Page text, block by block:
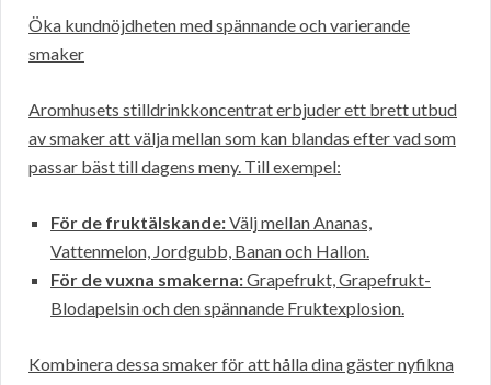
Öka kundnöjdheten med spännande och varierande
smaker
Aromhusets stilldrinkkoncentrat erbjuder ett brett utbud
av smaker att välja mellan som kan blandas efter vad som
passar bäst till dagens meny. Till exempel:
För de fruktälskande:Välj mellan Ananas,
Vattenmelon, Jordgubb, Banan och Hallon.
För de vuxna smakerna:Grapefrukt, Grapefrukt-
Blodapelsin och den spännande Fruktexplosion.
Kombinera dessa smaker för att hålla dina gäster nyfikna